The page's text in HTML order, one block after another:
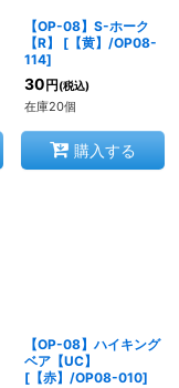
【OP-08】S-ホーク
【R】
[【黄】/OP08-
114]
30 円 (税込)
在庫20個
購入する
【OP-08】ハイキング
ベア【UC】
[【赤】/OP08-010]